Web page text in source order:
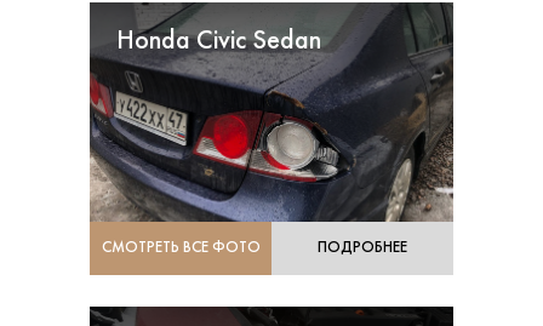
Honda Civic Sedan
СМОТРЕТЬ ВСЕ ФОТО ПОДРОБНЕЕ